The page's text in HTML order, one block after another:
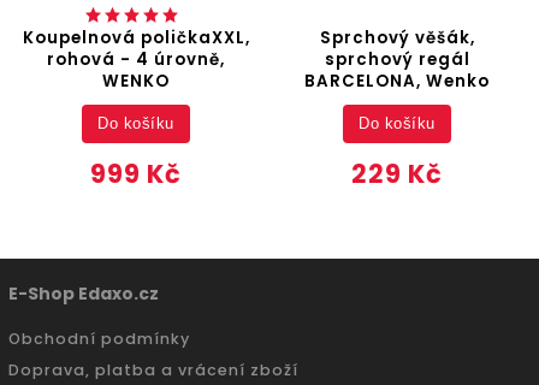
Koupelnová poličkaXXL,
rohová - 4 úrovně,
WENKO
999 Kč
Do košíku
Sprchový věšák,
sprchový regál
BARCELONA, Wenko
229 Kč
Do košíku
E-Shop Edaxo.cz
Obchodní podmínky
Doprava, platba a vrácení zboží